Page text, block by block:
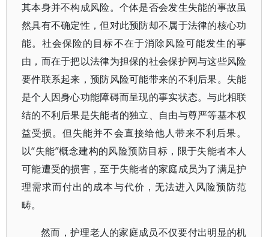
其本身并不构成风险。个体是否会发生失能的事故虽
然具有不确定性，但对此预防却不属于法律的核心功
能。社会保险的目标不在于消除风险可能发生的事
由，而在于把以法律为担保的社会保护网与这些风险
要件联系起来，预防风险可能带来的不利后果。失能
是个人因身心功能障碍而呈现的事实状态。与此相联
结的不利后果是失能者的独立、自由与尊严等基本权
益受损。但失能并不会直接给他人带来不利后果。
以“失能”概念建构的风险预防目标，限于失能者本人
可能遭受的损害，至于失能者的家庭成员为了满足护
理需求而付出的成本与代价，无法进入风险预防范
畴。
然而，护理老人的家庭成员不仅要付出明显的机